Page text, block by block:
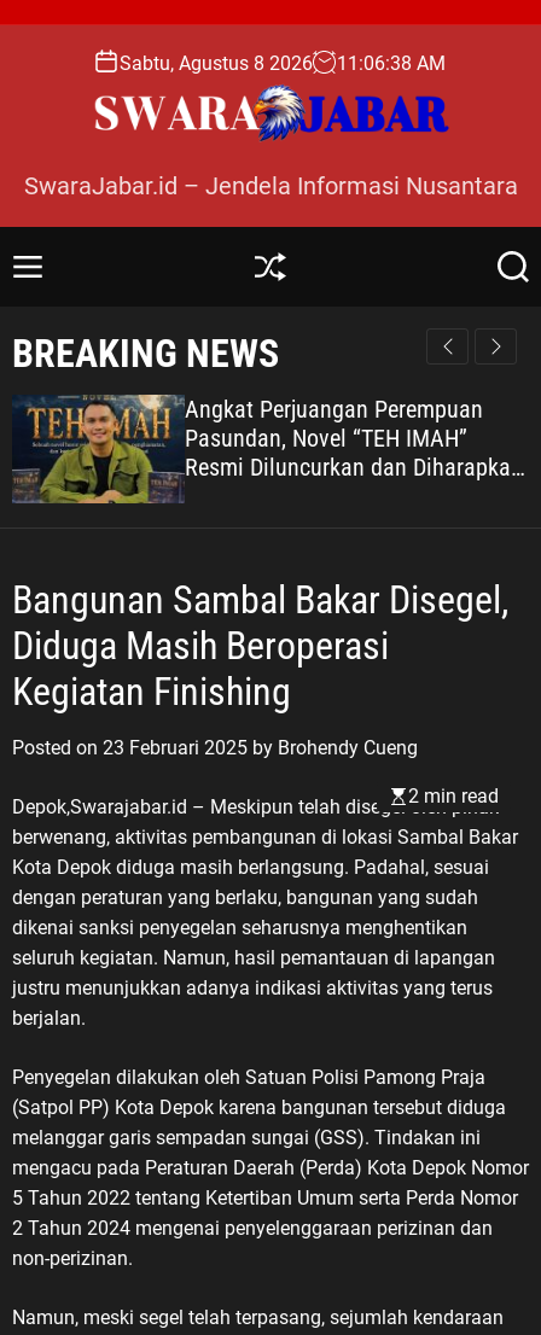
o
Sabtu, Agustus 8 2026 11 :06:40 AM
SwaraJabar.id – Jendela Informasi Nusantara
M
u
S
ff
e
S
r
BREAKING NEWS
Angkat Perjuangan Perempuan
Pasundan, Novel “TEH IMAH”
Resmi Diluncurkan dan Diharapkan
Tembus Layar Lebar
Bangunan Sambal Bakar Disegel,
Diduga Masih Beroperasi
Kegiatan Finishing
Posted on 23 Februari 2025 by Brohendy Cueng
2 min read
Depok,Swarajabar.id – Meskipun telah disegel oleh pihak
berwenang, aktivitas pembangunan di lokasi Sambal Bakar
Kota Depok diduga masih berlangsung. Padahal, sesuai
dengan peraturan yang berlaku, bangunan yang sudah
dikenai sanksi penyegelan seharusnya menghentikan
seluruh kegiatan. Namun, hasil pemantauan di lapangan
justru menunjukkan adanya indikasi aktivitas yang terus
berjalan.
Penyegelan dilakukan oleh Satuan Polisi Pamong Praja
(Satpol PP) Kota Depok karena bangunan tersebut diduga
melanggar garis sempadan sungai (GSS). Tindakan ini
mengacu pada Peraturan Daerah (Perda) Kota Depok Nomor
5 Tahun 2022 tentang Ketertiban Umum serta Perda Nomor
2 Tahun 2024 mengenai penyelenggaraan perizinan dan
non-perizinan.
Namun, meski segel telah terpasang, sejumlah kendaraan